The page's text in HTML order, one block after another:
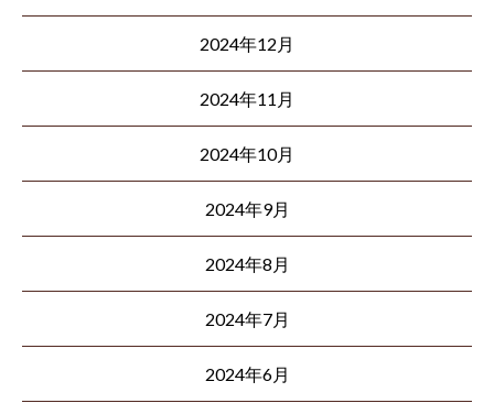
2024年12月
2024年11月
2024年10月
2024年9月
2024年8月
2024年7月
2024年6月